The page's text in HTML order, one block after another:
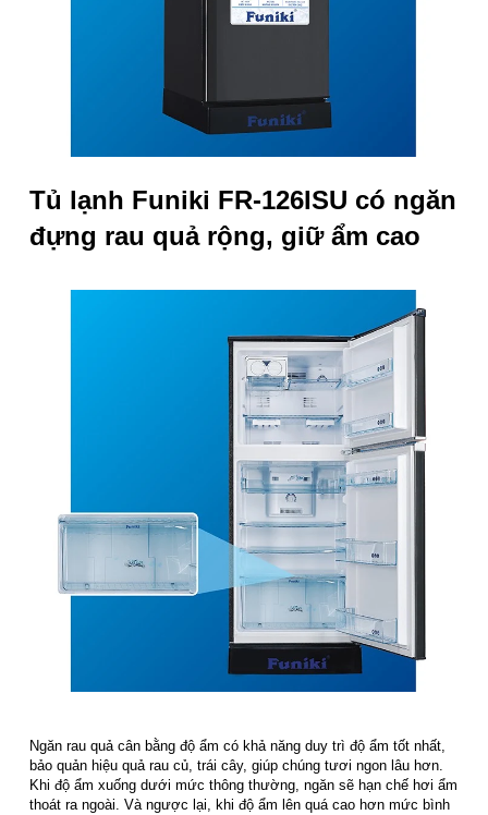
Tủ lạnh Funiki FR-126ISU có ngăn
đựng rau quả rộng, giữ ẩm cao
Ngăn rau quả cân bằng độ ẩm có khả năng duy trì độ ẩm tốt nhất,
bảo quản hiệu quả rau củ, trái cây, giúp chúng tươi ngon lâu hơn.
Khi độ ẩm xuống dưới mức thông thường, ngăn sẽ hạn chế hơi ẩm
thoát ra ngoài. Và ngược lại, khi độ ẩm lên quá cao hơn mức bình